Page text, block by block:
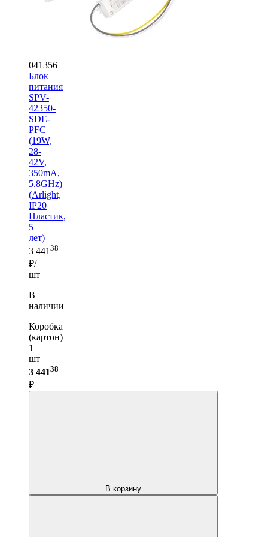
041356
Блок
питания
SPV-
42350-
SDE-
PFC
(19W,
28-
42V,
350mA,
5.8GHz)
(Arlight,
IP20
Пластик,
5
лет)
3 441 38
₽/
шт
В
наличии
Коробка
(картон)
1
шт —
3 44138
₽
В корзину